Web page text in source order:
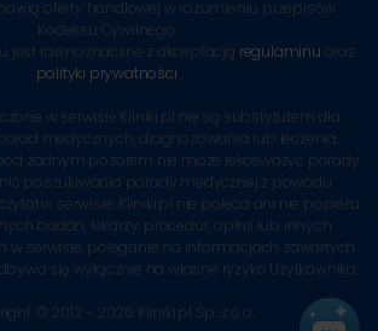
oferty handlowej w rozumieniu przepisów
Kodeksu Cywilnego.
jest równoznaczne z akceptacją regulaminu oraz
polityki prywatności
w serwisie Kliniki.pl nie są substytutem dla
medycznych, diagnozowania lub leczenia.
żadnym pozorem nie może lekceważyć porady
poszukiwania porady medycznej z powodu
w serwisie. Kliniki.pl nie poleca ani nie popiera
badań, lekarzy, procedur, opinii lub innych
w serwisie, poleganie na informacjach zawartych
się wyłącznie na własne ryzyko Użytkownika.
© 2012 - 2026 Kliniki.pl Sp. z o.o.